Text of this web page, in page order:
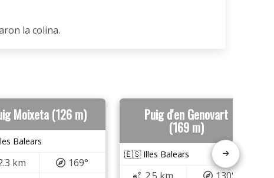
la colina.
Moixeta (126 m)
Balears
km
169°
Puig d'en Genovart
(169 m)
🇪🇸 Illes Balears